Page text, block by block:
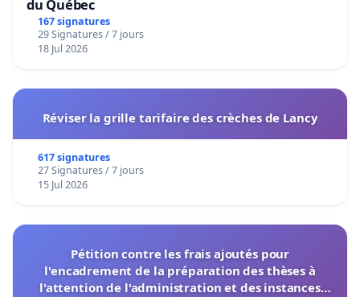
du Québec
167 signatures
29 Signatures / 7 jours
18 Jul 2026
Réviser la grille tarifaire des crèches de Lancy
617 signatures
27 Signatures / 7 jours
15 Jul 2026
Pétition contre les frais ajoutés pour
l'encadrement de la préparation des thèses à
l'attention de l'administration et des instances